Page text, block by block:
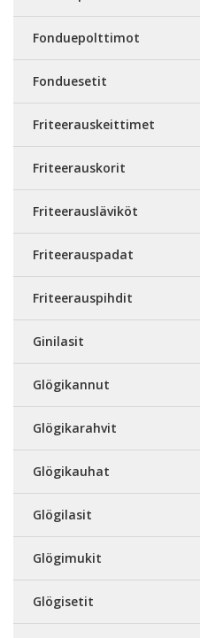
Fonduepolttimot
Fonduesetit
Friteerauskeittimet
Friteerauskorit
Friteerausläviköt
Friteerauspadat
Friteerauspihdit
Ginilasit
Glögikannut
Glögikarahvit
Glögikauhat
Glögilasit
Glögimukit
Glögisetit